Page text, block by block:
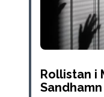
Rollistan i
Sandhamn